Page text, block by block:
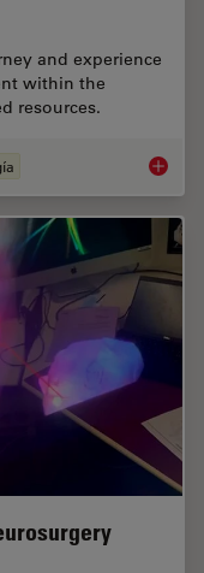
and experience
within the
resources.